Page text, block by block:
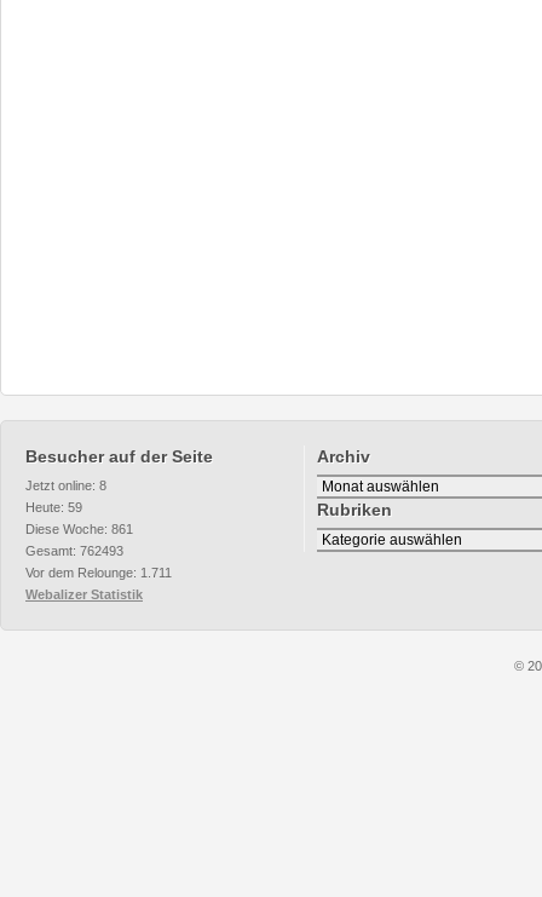
Besucher auf der Seite
Jetzt online: 8
Heute: 59
Diese Woche: 861
Gesamt: 762493
Vor dem Relounge: 1.711
Webalizer Statistik
Archiv
Archiv
Rubriken
Rubriken
©